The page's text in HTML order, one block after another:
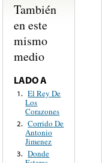
También
en este
mismo
medio
LADO A
1. El Rey De
Los
Corazones
2. Corrido De
Antonio
Jimenez
3. Donde